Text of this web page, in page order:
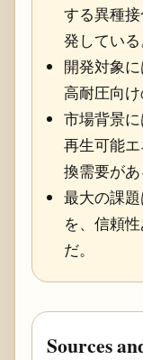
する異種
発している
開発対象に
高耐圧向け
市場背景に
再生可能
換需要があ
最大の課
を、信頼
だ。
Sources